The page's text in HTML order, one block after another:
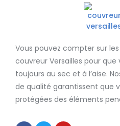
Vous pouvez compter sur
couvreur Versailles pour que
toujours au sec et à l’aise.
de qualité garantissent que
protégées des éléments